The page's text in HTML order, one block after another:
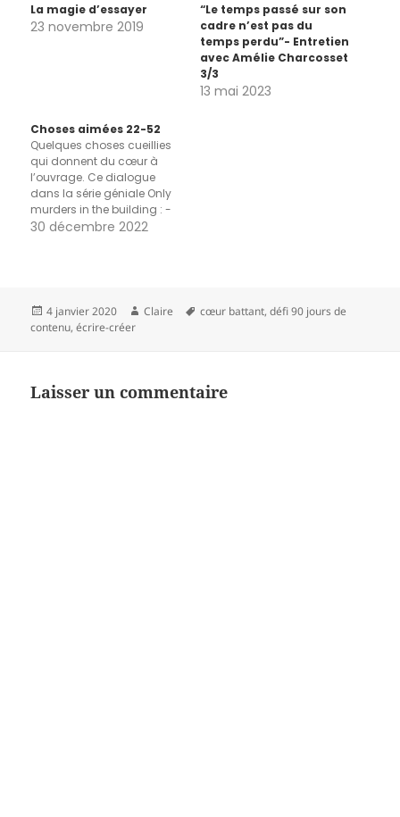
La magie d’essayer
23 novembre 2019
“Le temps passé sur son
cadre n’est pas du
temps perdu”- Entretien
avec Amélie Charcosset
3/3
13 mai 2023
Choses aimées 22-52
Quelques choses cueillies
qui donnent du cœur à
l’ouvrage. Ce dialogue
dans la série géniale Only
murders in the building : -
We don't want to make a
30 décembre 2022
Publié
le
4 janvier 2020 Auteur
Claire
Mots-
cœur battant,défi 90 jours de
contenu,écrire-créer
Laisser un commentaire